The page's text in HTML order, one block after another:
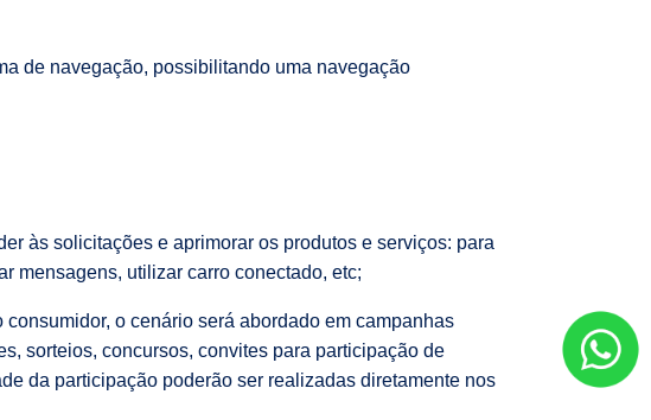
de navegação, possibilitando uma navegação
às solicitações e aprimorar os produtos e serviços: para
mensagens, utilizar carro conectado, etc;
o cenário será abordado em campanhas
sorteios, concursos, convites para participação de
da participação poderão ser realizadas diretamente nos